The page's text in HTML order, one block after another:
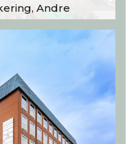
Andre